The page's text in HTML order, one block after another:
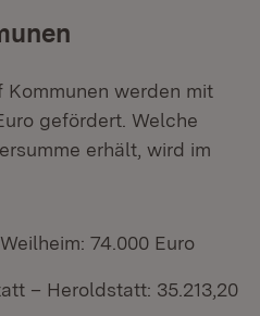
werden mit
gefördert. Welche
erhält, wird im
74.000 Euro
– Heroldstatt: 35.213,20